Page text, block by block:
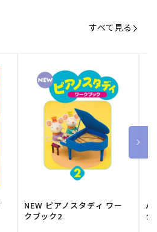
すべて見る
NEW ピアノスタディ ワー
クブック2
バ
ク